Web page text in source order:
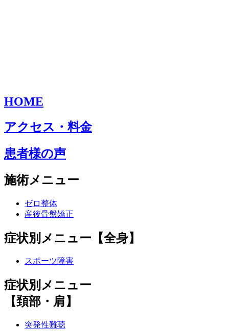
HOME
アクセス・料金
患者様の声
施術メニュー
ゼロ整体
産後骨盤矯正
症状別メニュー【全身】
スポーツ障害
症状別メニュー
【頚部・肩】
突発性難聴